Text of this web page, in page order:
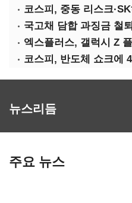
코스피, 중동 리스크
뉴스리듬
주요 뉴스